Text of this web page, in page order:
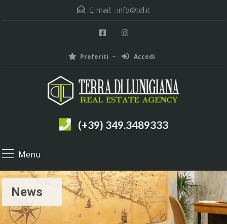
E-mail: : info@tdl.it
Preferiti Accedi
(+39) 349.3489333
Menu
News